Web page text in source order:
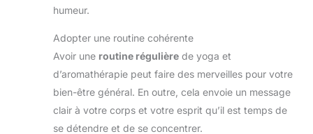
humeur.
Adopter une routine cohérente
Avoir une routine régulière de yoga et
d’aromathérapie peut faire des merveilles pour votre
bien-être général. En outre, cela envoie un message
clair à votre corps et votre esprit qu’il est temps de
se détendre et de se concentrer.